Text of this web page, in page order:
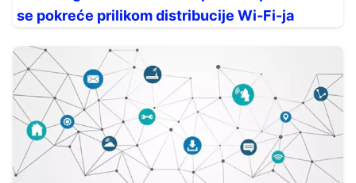
se pokreće prilikom distribucije Wi-Fi-ja